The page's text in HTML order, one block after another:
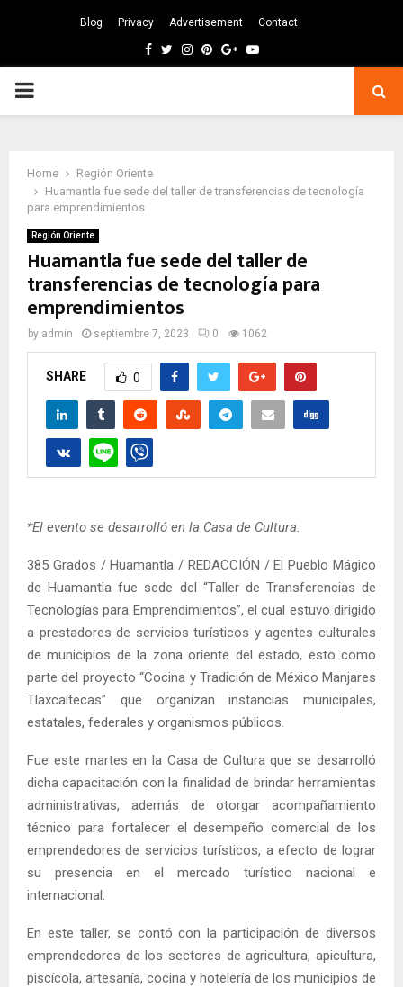
Blog Privacy Advertisement Contact
Facebook
TwitterInstagram
Pinterest
GoogleYoutube
PRIMARY
Home
Región Oriente
Huamantla fue sede del taller de transferencias de tecnología
para emprendimientos
Región Oriente
Huamantla fue sede del taller de
transferencias de tecnología para
emprendimientos
by admin septiembre 7, 2023 0 1062
SHARE 0
*El evento se desarrolló en la Casa de Cultura.
385 Grados / Huamantla / REDACCIÓN / El Pueblo Mágico
de Huamantla fue sede del “Taller de Transferencias de
Tecnologías para Emprendimientos”, el cual estuvo dirigido
a prestadores de servicios turísticos y agentes culturales
de municipios de la zona oriente del estado, esto como
parte del proyecto “Cocina y Tradición de México Manjares
Tlaxcaltecas” que organizan instancias municipales,
estatales, federales y organismos públicos.
Fue este martes en la Casa de Cultura que se desarrolló
dicha capacitación con la finalidad de brindar herramientas
administrativas, además de otorgar acompañamiento
técnico para fortalecer el desempeño comercial de los
emprendedores de servicios turísticos, a efecto de lograr
su presencia en el mercado turístico nacional e
internacional.
En este taller, se contó con la participación de diversos
emprendedores de los sectores de agricultura, apicultura,
piscícola, artesanía, cocina y hotelería de los municipios de